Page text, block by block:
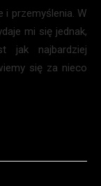
i przemyślenia. W
mi się jednak,
jak najbardziej
się za nieco